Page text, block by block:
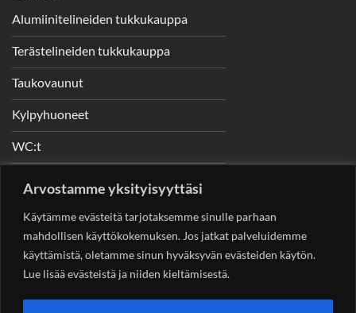
Arvostamme yksityisyyttäsi
Käytämme evästeitä tarjotaksemme sinulle parhaan
mahdollisen käyttökokemuksen. Jos jatkat palveluidemme
käyttämistä, oletamme sinun hyväksyvän evästeiden käytön.
Lue lisää evästeistä ja niiden kieltämisestä.
Alumiinitelineiden tukkukauppa
Terästelineiden tukkukauppa
Taukovaunut
Kylpyhuoneet
WC:t
Nostimet
YHTEYSTIEDOT
Helsingin Rakennuskonevuokraus OySotungintie 449,